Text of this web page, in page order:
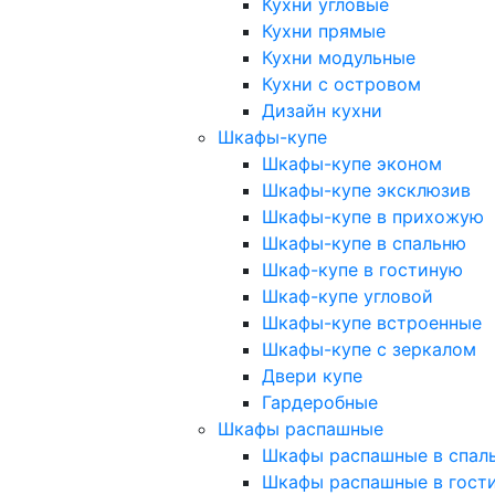
Кухни угловые
Кухни прямые
Кухни модульные
Кухни с островом
Дизайн кухни
Шкафы-купе
Шкафы-купе эконом
Шкафы-купе эксклюзив
Шкафы-купе в прихожую
Шкафы-купе в спальню
Шкаф-купе в гостиную
Шкаф-купе угловой
Шкафы-купе встроенные
Шкафы-купе с зеркалом
Двери купе
Гардеробные
Шкафы распашные
Шкафы распашные в
Шкафы распашные в